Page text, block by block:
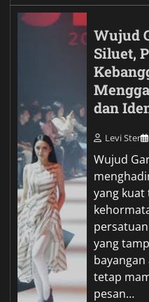
Wujud
Siluet,
dan
Levi Ster
Wujud
yang kuat
yang
tetap
pesan…